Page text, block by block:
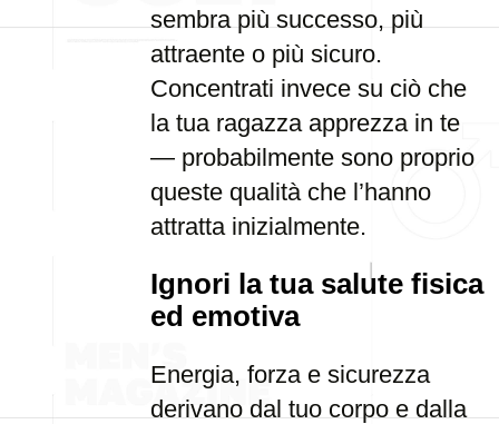
sembra più successo, più
attraente o più sicuro.
Concentrati invece su ciò che
la tua ragazza apprezza in te
— probabilmente sono proprio
queste qualità che l’hanno
attratta inizialmente.
Ignori la tua salute fisica
ed emotiva
Energia, forza e sicurezza
derivano dal tuo corpo e dalla